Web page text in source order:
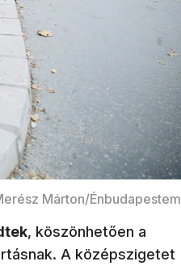
Márton/Énbudapestem
, köszönhetően a
A középszigetet